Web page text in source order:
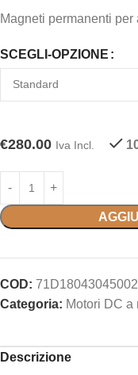
Magneti permanenti
SCEGLI-OPZIONE
€280.00 Iva Incl.
COD:
Categoria: Motori DC a
Descrizione